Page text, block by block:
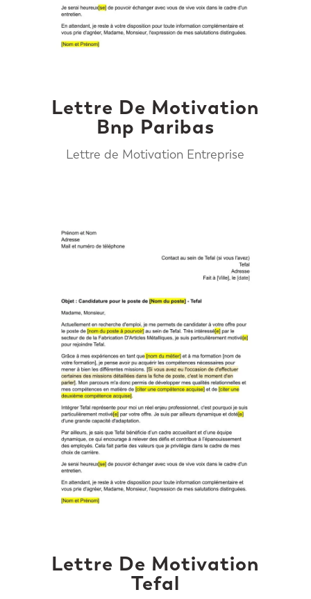
Lettre De Motivation
Bnp Paribas
Lettre de Motivation Entreprise
Lettre De Motivation
Tefal